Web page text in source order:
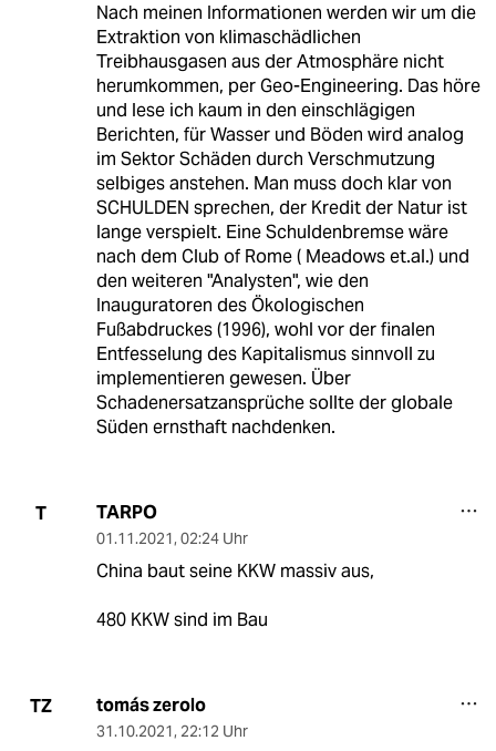
Nach meinen Informationen werden wir um die
Extraktion von klimaschädlichen
Treibhausgasen aus der Atmosphäre nicht
herumkommen, per Geo-Engineering. Das höre
und lese ich kaum in den einschlägigen
Berichten, für Wasser und Böden wird analog
im Sektor Schäden durch Verschmutzung
selbiges anstehen. Man muss doch klar von
SCHULDEN sprechen, der Kredit der Natur ist
lange verspielt. Eine Schuldenbremse wäre
nach dem Club of Rome ( Meadows et.al.) und
den weiteren "Analysten", wie den
Inauguratoren des Ökologischen
Fußabdruckes (1996), wohl vor der finalen
Entfesselung des Kapitalismus sinnvoll zu
implementieren gewesen. Über
Schadenersatzansprüche sollte der globale
Süden ernsthaft nachdenken.
T TARPO
01.11.2021, 02:24 Uhr
China baut seine KKW massiv aus,
480 KKW sind im Bau
TZ tomás zerolo
31.10.2021, 22:12 Uhr